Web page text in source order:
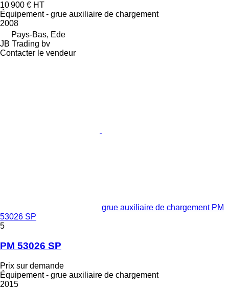
10 900 € HT
Équipement - grue auxiliaire de chargement
2008
Pays-Bas, Ede
JB Trading bv
Contacter le vendeur
grue auxiliaire de chargement PM
53026 SP
5
PM 53026 SP
Prix sur demande
Équipement - grue auxiliaire de chargement
2015